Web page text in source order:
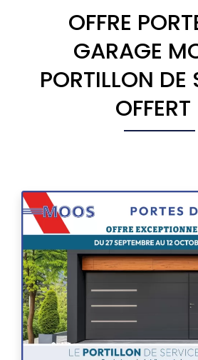
OFFRE
GARAGE
PORTILLON DE
OFFERT